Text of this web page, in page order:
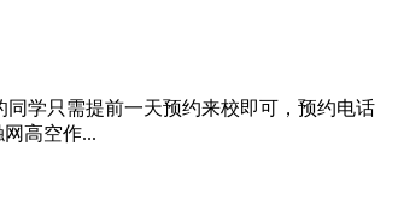
学只需提前一天预约来校即可，预约电话
高空作...